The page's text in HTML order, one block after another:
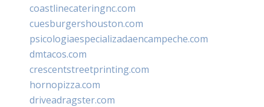
coastlinecateringnc.com
cuesburgershouston.com
psicologiaespecializadaencampeche.com
dmtacos.com
crescentstreetprinting.com
hornopizza.com
driveadragster.com